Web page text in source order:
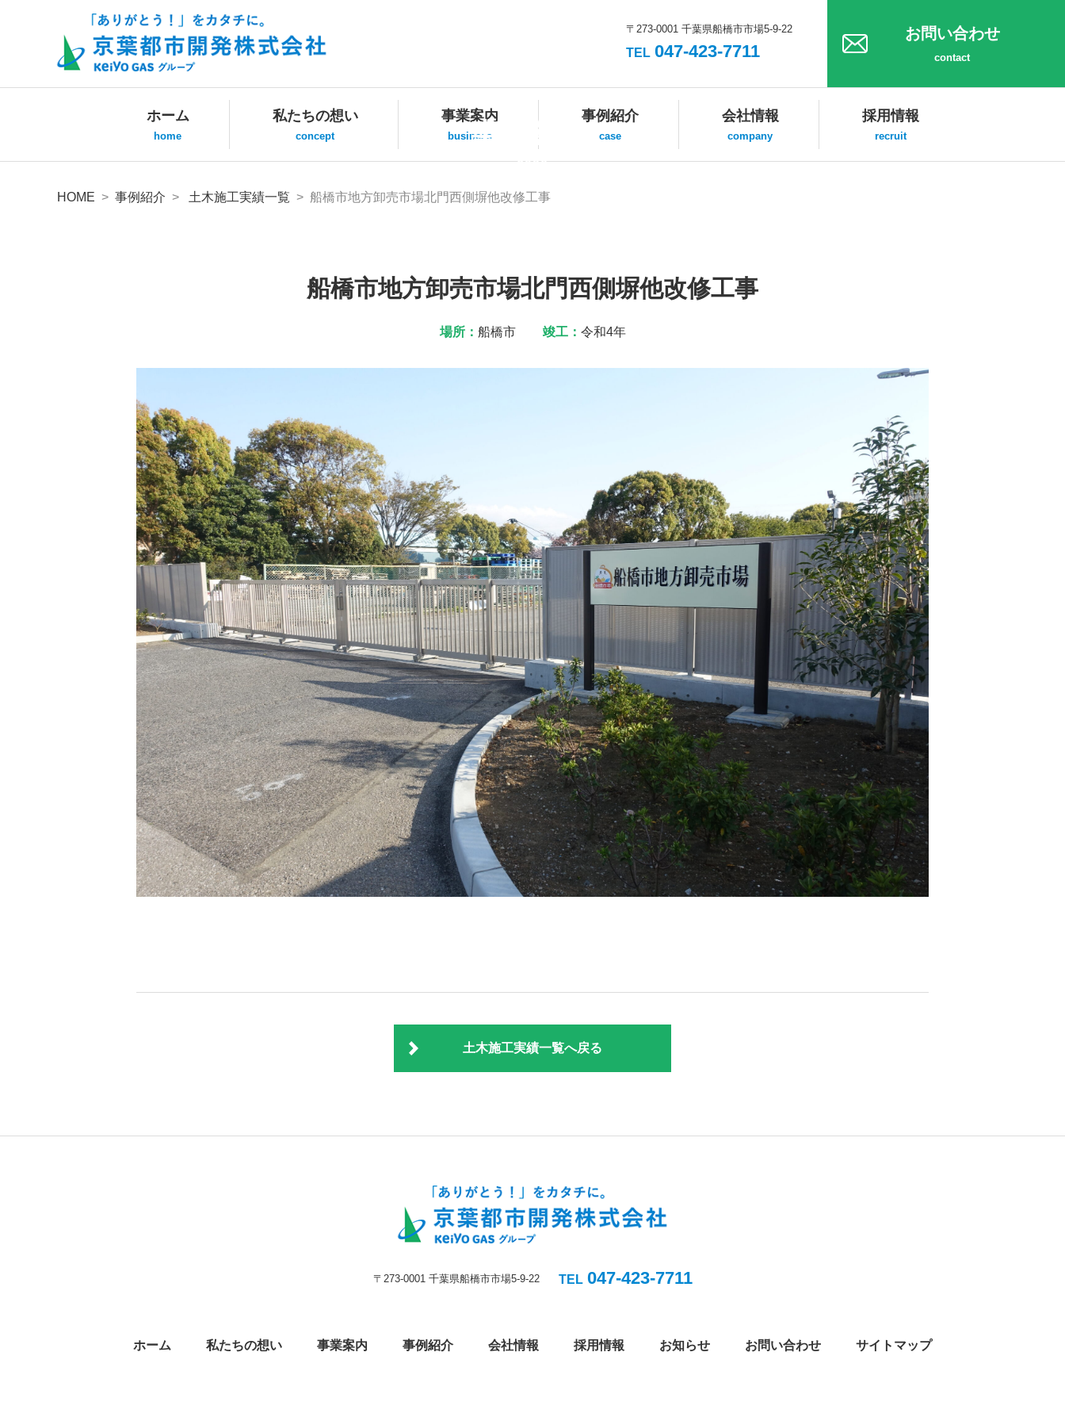
〒273-0001 千葉県船橋市市場5-9-22
TEL 047-423-7711
お問い合わせ
contact
ホーム
home
私たちの想い
concept
事業案内
business
事例紹介
case
会社情報
company
採用情報
recruit
事例紹介
case
HOME > 事例紹介 > 土木施工実績一覧 > 船橋市地方卸売市場北門西側塀他改修工事
船橋市地方卸売市場北門西側塀他改修工事
場所： 船橋市 竣工： 令和4年
土木施工実績一覧へ戻る
〒273-0001 千葉県船橋市市場5-9-22 TEL 047-423-7711
ホーム 私たちの想い 事業案内 事例紹介 会社情報 採用情報 お知らせ お問い合わせ サイトマップ